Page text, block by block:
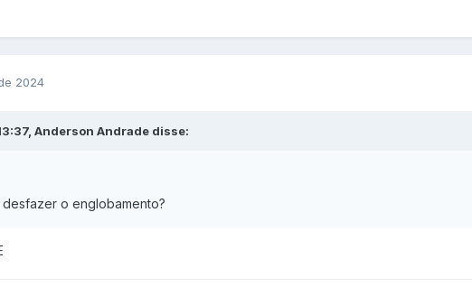
2024
Anderson Andrade disse:
o englobamento?